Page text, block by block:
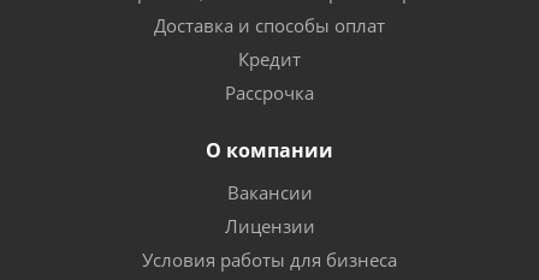
Доставка и способы оплат
Кредит
Рассрочка
О компании
Вакансии
Лицензии
Условия работы для бизнеса